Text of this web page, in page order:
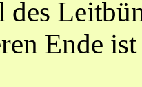
des
Ende ist